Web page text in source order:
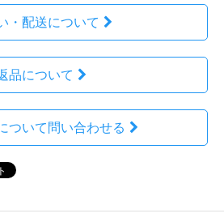
・配送について
品について
ついて問い合わせる